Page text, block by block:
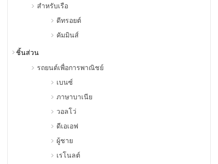
สําหรับเรือ
ดีทรอยต์
คัมมินส์
ชิ้นส่วน
รถยนต์เพื่อการพาณิชย์
เบนซ์
ภาษาบาเนีย
วอลโว่
ดีเอเอฟ
ผู้ชาย
เรโนลต์